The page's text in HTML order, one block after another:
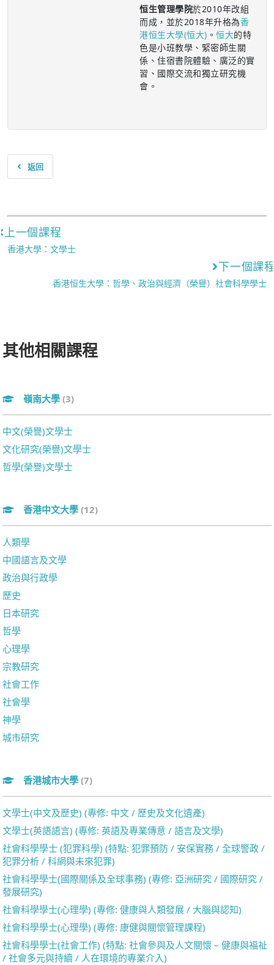
恒生管理學院於2010年改組
而成，並於2018年升格為香
港恒生大學(恒大) 。 恒大的特
色是小班教學、緊密師生關
係、住宿書院體驗、廣泛的實
習、國際交流和獨立研究機
會。
返回
上一個課程
香港大學：文學士
下一個課
香港恒生大學：哲學、政治與經濟（榮譽）社會科學學士
其他相關課程
嶺南大學 (3)
中文(榮譽)文學士
文化研究(榮譽)文學士
哲學(榮譽)文學士
香港中文大學 (12)
人類學
中國語言及文學
政治與行政學
歷史
日本研究
哲學
心理學
宗教研究
社會工作
社會學
神學
城市研究
香港城市大學 (7)
文學士(中文及歷史) (專修: 中文 / 歷史及文化遺產)
文學士(英語語言) (專修: 英語及專業傳意 / 語言及文學)
社會科學學士 (犯罪科學) (特點: 犯罪預防 / 安保實務 / 全球警政 /
犯罪分析 / 科網與未來犯罪)
社會科學學士(國際關係及全球事務) (專修: 亞洲研究 / 國際研究 /
發展研究)
社會科學學士(心理學) (專修: 健康與人類發展 / 大腦與認知)
社會科學學士(心理學) (專修: 康健與關懷管理課程)
社會科學學士(社會工作) (特點: 社會參與及人文關懷 – 健康與福祉
/ 社會多元與持續 / 人在環境的專業介入)